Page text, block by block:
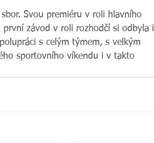
Svou premiéru v roli hlavního
závod v roli rozhodčí si odbyla i
s celým týmem, s velkým
sportovního víkendu i v takto